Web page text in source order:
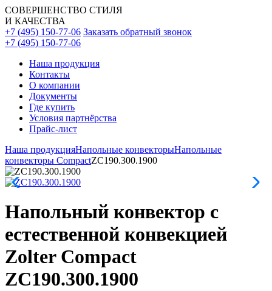
СОВЕРШЕНСТВО СТИЛЯ
И КАЧЕСТВА
+7 (495) 150-77-06 Заказать обратный звонок
+7 (495) 150-77-06
Наша продукция
Контакты
О компании
Документы
Где купить
Условия партнёрства
Прайс-лист
Наша продукцияНапольные конвекторыНапольные
конвекторы CompactZC190.300.1900
Напольный конвектор с
естественной конвекцией
Zolter Compact
ZC190.300.1900